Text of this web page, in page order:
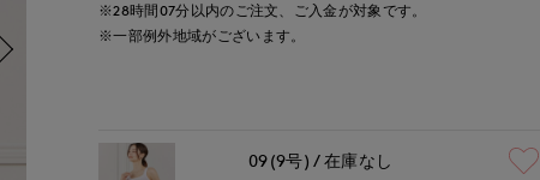
※28時間07分以内のご注文、ご入金が対象です。
※一部例外地域がございます。
09(9号) 在庫なし